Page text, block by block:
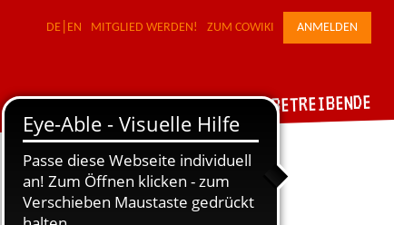
DE EN MITGLIED WERDEN! ZUM COWIKI ANMELDEN
DER VERBUND FÜR WERKSTATTBETREIBENDE